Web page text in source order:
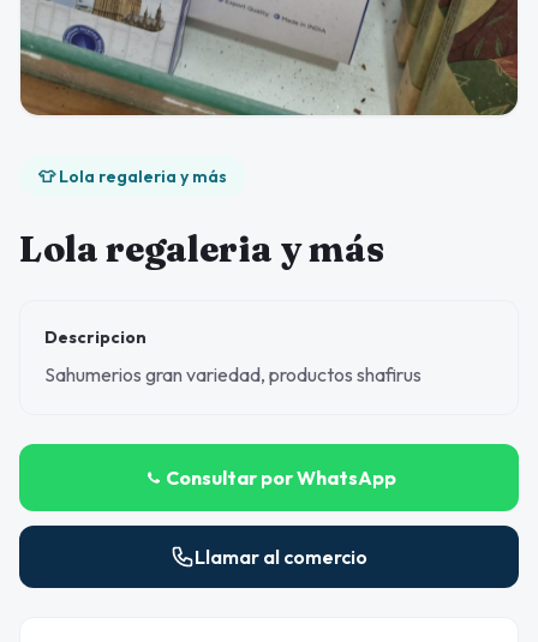
👕 Lola regaleria y más
Lola regaleria y más
Descripcion
Sahumerios gran variedad, productos shafirus
Consultar por WhatsApp
Llamar al comercio